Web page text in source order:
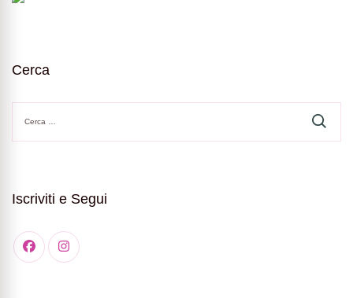
Cerca
per:
Iscriviti e Segui